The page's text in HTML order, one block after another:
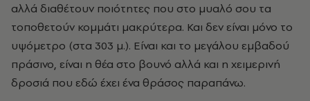
αλλά διαθέτουν ποιότητες που στο μυαλό σου τα
τοποθετούν κομμάτι μακρύτερα. Και δεν είναι μόνο το
υψόμετρο (στα 303 μ.). Είναι και το μεγάλου εμβαδού
πράσινο, είναι η θέα στο βουνό αλλά και η χειμερινή
δροσιά που εδώ έχει ένα θράσος παραπάνω.